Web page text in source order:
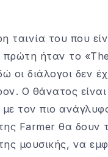
ταινία του που
ήταν το
οι διάλογοι δεν
Ο θάνατος είναι
με τον πιο
Farmer θα δουν
μουσικής, να